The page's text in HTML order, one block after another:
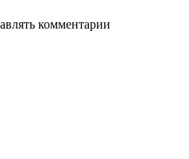
комментарии